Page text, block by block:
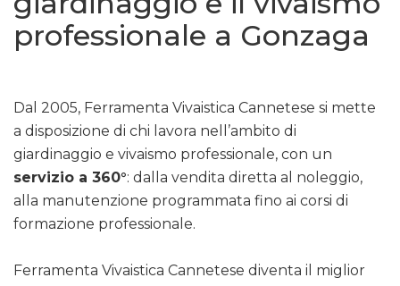
professionale a Gonzaga
Dal 2005, Ferramenta Vivaistica Cannetese si mette
a disposizione di chi lavora nell’ambito di
giardinaggio e vivaismo professionale, con un
servizio a 360°: dalla vendita diretta al noleggio,
alla manutenzione programmata fino ai corsi di
formazione professionale.
Ferramenta Vivaistica Cannetese diventa il miglior